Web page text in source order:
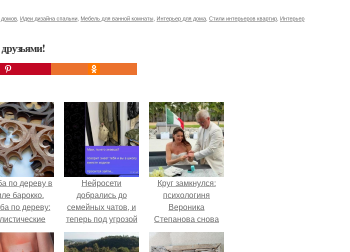
домов Идеи дизайна спальни Мебель для ванной комнаты Интерьер для дома Стили интерьеров квартир Интерьер
по дереву в
барокко.
по дереву:
и
узоры.
Нейросети
добрались до
семейных чатов, и
теперь под угрозой
мамины нервы.
Круг замкнулся:
психологиня
Вероника
Степанова снова
вышла замуж за
собственного